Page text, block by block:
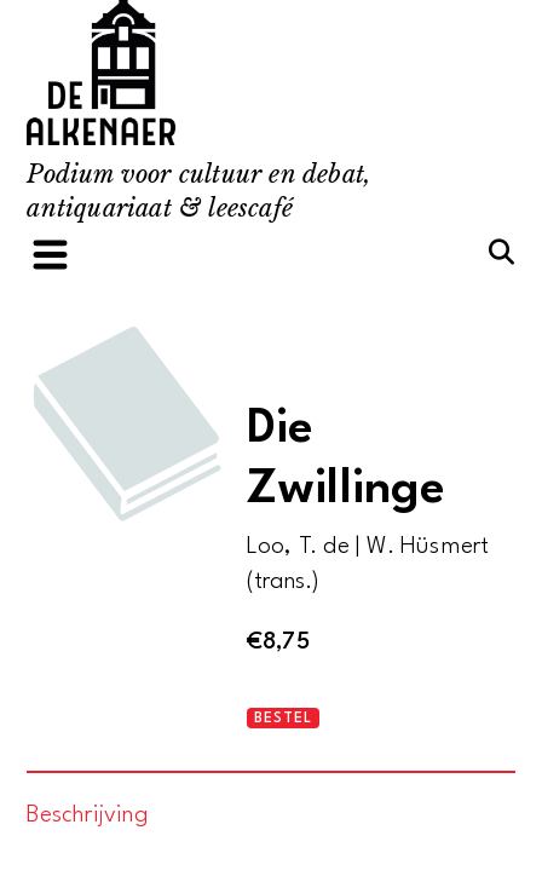
content
Podium voor cultuur en debat,
antiquariaat & leescafé
Die
Zwillinge
Loo, T. de | W. Hüsmert
(trans.)
€8,75
Die
BESTEL
Beschrijving